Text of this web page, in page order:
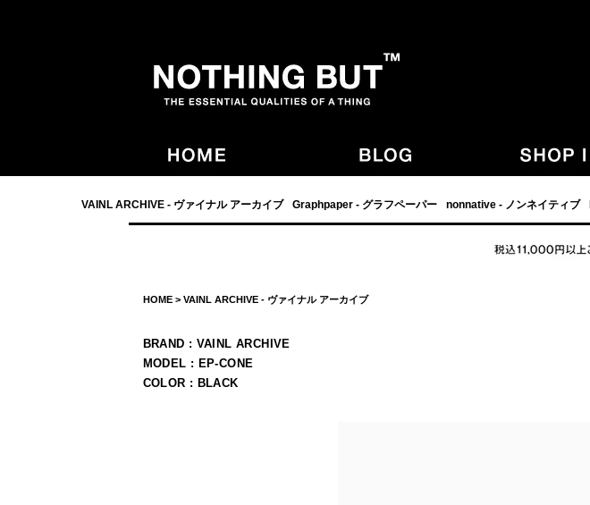
VAINL ARCHIVE - ヴァイナル アーカイブ Graphpaper - グラフペーパー nonnative - ノンネイティブ
HOME> VAINL ARCHIVE - ヴァイナル アーカイブ
BRAND : VAINL ARCHIVE
MODEL : EP-CONE
COLOR : BLACK